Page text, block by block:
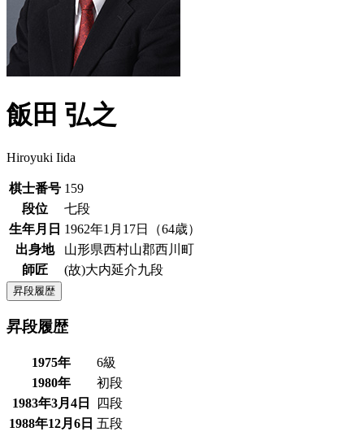
飯田 弘之
Hiroyuki Iida
棋士番号 159
段位
七段
生年月日 1962年1月17日（64歳）
出身地
山形県西村山郡西川町
師匠
(故)大内延介九段
昇段履歴
昇段履歴
1975年
6級
1980年
初段
1983年3月4日
四段
1988年12月6日 五段